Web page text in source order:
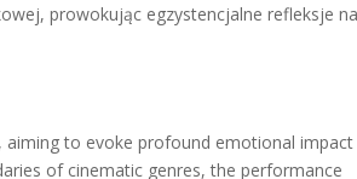
prowokując egzystencjalne refleksje na
aiming to evoke profound emotional impact
of cinematic genres, the performance